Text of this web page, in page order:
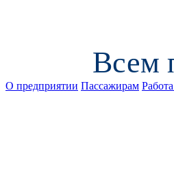
Всем
О предприятии Пассажирам